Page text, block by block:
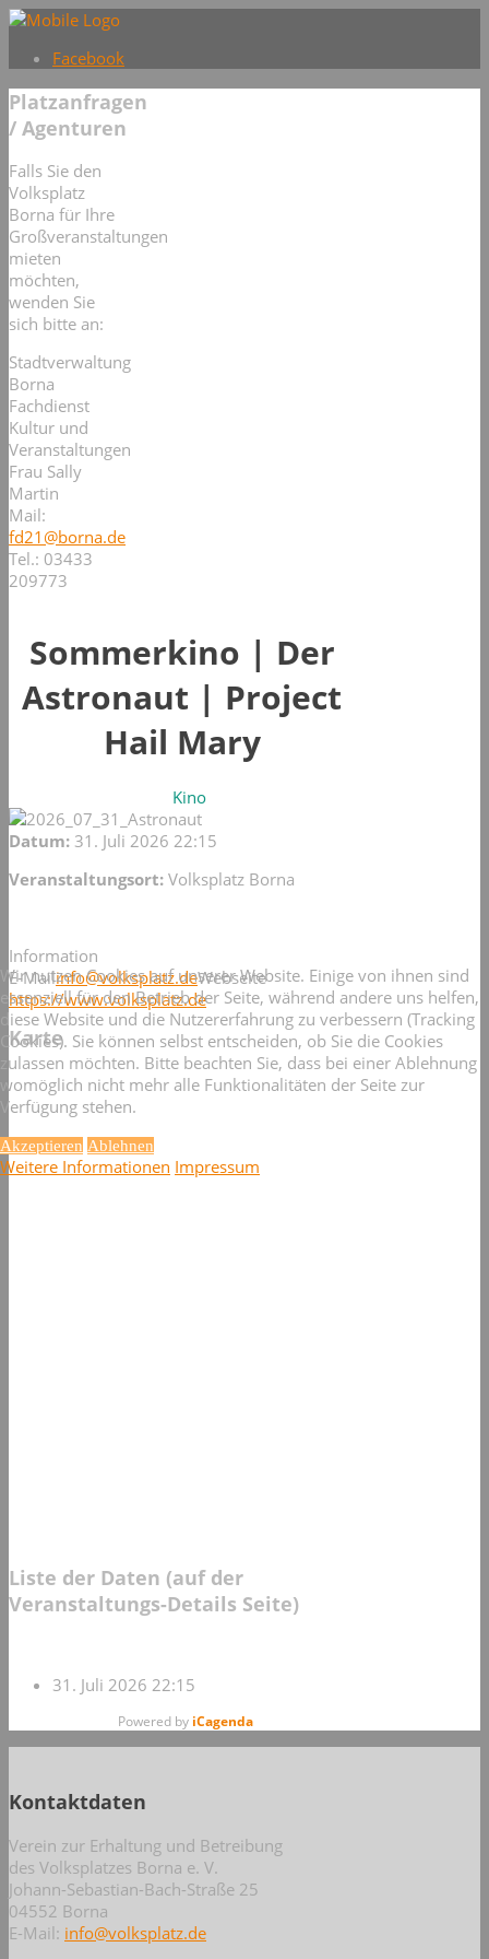
Facebook
Platzanfragen
/ Agenturen
Falls Sie den
Volksplatz
Borna für Ihre
Großveranstaltungen
mieten
möchten,
wenden Sie
sich bitte an:
Stadtverwaltung
Borna
Fachdienst
Kultur und
Veranstaltungen
Frau Sally
Martin
Mail:
fd21@borna.de
Tel.: 03433
209773
Sommerkino | Der
Astronaut | Project
Hail Mary
Kino
Datum: 31. Juli 2026 22:15
Veranstaltungsort: Volksplatz Borna
Information
E-Mailinfo@volksplatz.deWebseite
https://www.volksplatz.de
Karte
Liste der Daten (auf der
Veranstaltungs-Details Seite)
31. Juli 2026 22:15
Powered by iCagenda
Kontaktdaten
Verein zur Erhaltung und Betreibung
des Volksplatzes Borna e. V.
Johann-Sebastian-Bach-Straße 25
04552 Borna
E-Mail: info@volksplatz.de
Wir nutzen Cookies auf unserer Website. Einige von ihnen sind
essenziell für den Betrieb der Seite, während andere uns helfen,
diese Website und die Nutzererfahrung zu verbessern (Tracking
Cookies). Sie können selbst entscheiden, ob Sie die Cookies
zulassen möchten. Bitte beachten Sie, dass bei einer Ablehnung
womöglich nicht mehr alle Funktionalitäten der Seite zur
Verfügung stehen.
Akzeptieren Ablehnen
Weitere Informationen Impressum